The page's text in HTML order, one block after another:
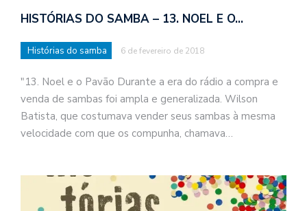
HISTÓRIAS DO SAMBA – 13. NOEL E O…
Histórias do samba 6 de fevereiro de 2018
"13. Noel e o Pavão Durante a era do rádio a compra e
venda de sambas foi ampla e generalizada. Wilson
Batista, que costumava vender seus sambas à mesma
velocidade com que os compunha, chamava…